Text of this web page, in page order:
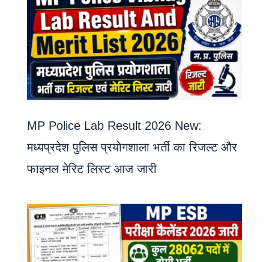
MP Police Lab Result 2026 New:
मध्यप्रदेश पुलिस प्रयोगशाला भर्ती का रिजल्ट और
फाइनल मेरिट लिस्ट आज जारी